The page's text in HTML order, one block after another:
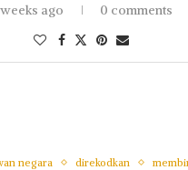
ago 0 comments
negara direkodkan